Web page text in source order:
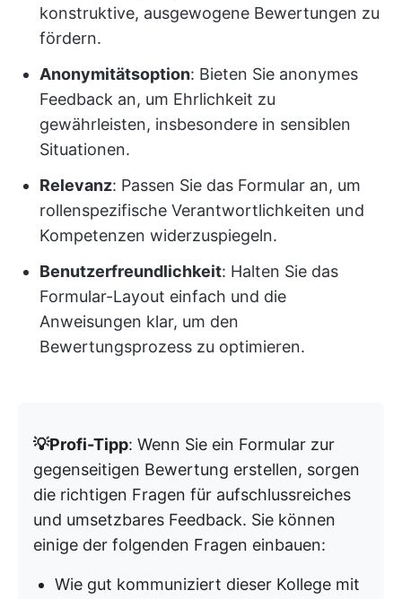
konstruktive, ausgewogene Bewertungen zu
fördern.
Anonymitätsoption: Bieten Sie anonymes
Feedback an, um Ehrlichkeit zu
gewährleisten, insbesondere in sensiblen
Situationen.
Relevanz: Passen Sie das Formular an, um
rollenspezifische Verantwortlichkeiten und
Kompetenzen widerzuspiegeln.
Benutzerfreundlichkeit: Halten Sie das
Formular-Layout einfach und die
Anweisungen klar, um den
Bewertungsprozess zu optimieren.
💡Profi-Tipp: Wenn Sie ein Formular zur
gegenseitigen Bewertung erstellen, sorgen
die richtigen Fragen für aufschlussreiches
und umsetzbares Feedback. Sie können
einige der folgenden Fragen einbauen:
Wie gut kommuniziert dieser Kollege mit